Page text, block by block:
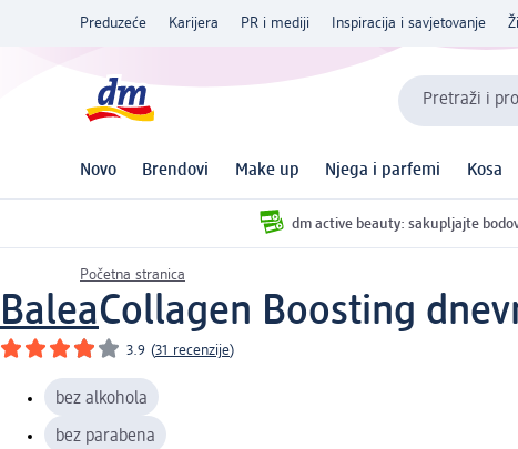
Preduzeće Karijera PR i mediji Inspiracija i savjetovanje
Pretraži i
Novo Brendovi Make up Njega i parfemi Kosa
dm active beauty: sakupljajte
Početna stranica
BaleaCollagen Boosting
3.9 (31 recenzije)
bez alkohola
bez parabena